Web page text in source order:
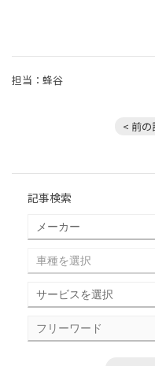
担当：蜂谷
< 前
記事検索